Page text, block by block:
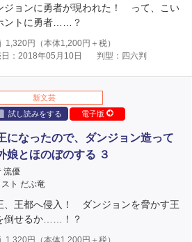
ジョンに勇者が現われた！ って、こい
ントに勇者……？
1,320円（本体1,200円＋税）
：2018年05月10日
判型：四六判
新文芸
試し読みをする
電子版
になったので、ダンジョン造って
娘とほのぼのする ３
流優
スト だぶ竜
、王都へ侵入！ ダンジョンを脅かす王
倒せるか……！？
1,320円（本体1,200円＋税）